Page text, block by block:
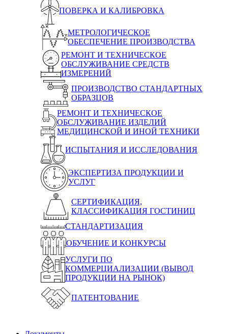
ПОВЕРКА И КАЛИБРОВКА
МЕТРОЛОГИЧЕСКОЕ
ОБЕСПЕЧЕНИЕ ПРОИЗВОДСТВА
РЕМОНТ И ТЕХНИЧЕСКОЕ
ОБСЛУЖИВАНИЕ СРЕДСТВ
ИЗМЕРЕНИЙ
ПРОИЗВОДСТВО СТАНДАРТНЫХ
ОБРАЗЦОВ
РЕМОНТ И ТЕХНИЧЕСКОЕ
ОБСЛУЖИВАНИЕ ИЗДЕЛИЙ
МЕДИЦИНСКОЙ И ИНОЙ ТЕХНИКИ
ИСПЫТАНИЯ И ИССЛЕДОВАНИЯ
ЭКСПЕРТИЗА ПРОДУКЦИИ И
УСЛУГ
СЕРТИФИКАЦИЯ,
КЛАССИФИКАЦИЯ ГОСТИНИЦ
СТАНДАРТИЗАЦИЯ
ОБУЧЕНИЕ И КОНКУРСЫ
УСЛУГИ ПО
КОММЕРЦИАЛИЗАЦИИ (ВЫВОД
ПРОДУКЦИИ НА РЫНОК)
ПАТЕНТОВАНИЕ